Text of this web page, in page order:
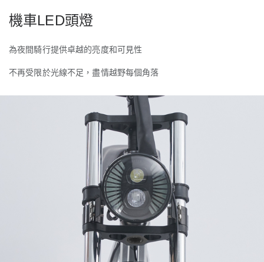
機車LED頭燈
為夜間騎行提供卓越的亮度和可見性
不再受限於光線不足，盡情越野每個角落